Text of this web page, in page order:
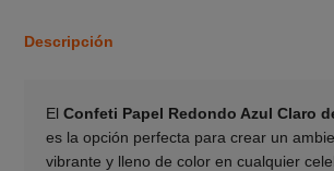
Descripción
El Confeti Papel Redondo Azul Claro
es la opción perfecta para crear un
vibrante y lleno de color en cualquier